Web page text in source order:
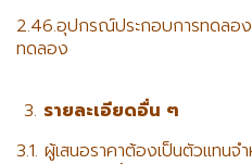
2.46.อุปกรณ์ประกอบการทดล
ทดลอง
รายละเอียดอื่น ๆ
3.1. ผู้เสนอราคาต้องเป็นตัวแทน